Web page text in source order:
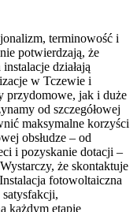
terminowość i
potwierdzają, że
działają
w Tczewie i
przydomowe, jak i duże
od szczegółowej
maksymalne korzyści
obsłudze – od
i pozyskanie dotacji –
że skontaktuje
fotowoltaiczna
każdym etapie